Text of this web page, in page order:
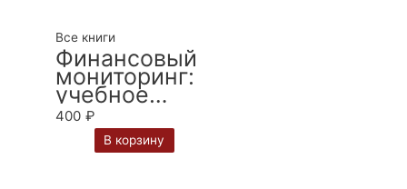
Все книги
Финансовый
мониторинг:
учебное
пособие для
бакалавриата
400 ₽
В корзину